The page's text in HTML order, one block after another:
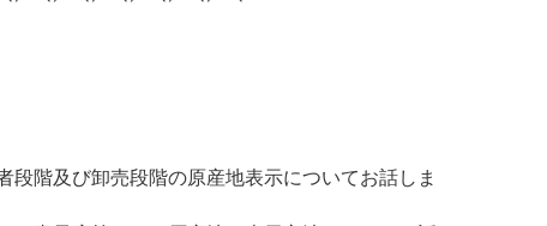
段階及び卸売段階の原産地表示についてお話しま